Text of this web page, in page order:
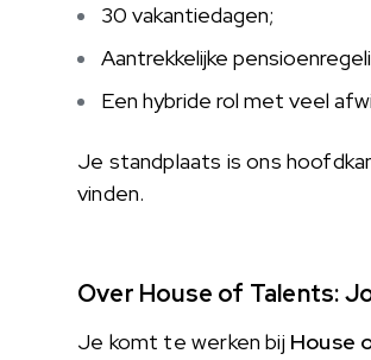
30 vakantiedagen;
Aantrekkelijke
Een hybride rol met veel
Je standplaats is ons
vinden.
Over House of Talents:
Je komt te werken bij House